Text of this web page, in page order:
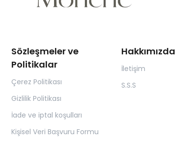
Sözleşmeler ve
Politikalar
Çerez Politikası
Gizlilik Politikası
İade ve iptal koşulları
Kişisel Veri Başvuru Formu
Hakkımızda
İletişim
S.S.S